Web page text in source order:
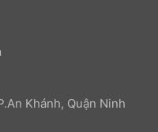
Khánh, Quận Ninh